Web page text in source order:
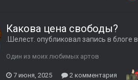
Какова цена свободы?
.Шелест. опубликовал запись в блоге в
Один из моих любимых артов
7 июня, 2025 2 комментария